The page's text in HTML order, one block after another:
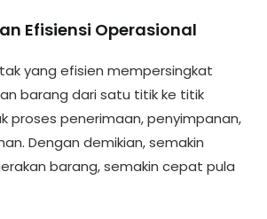
Efisiensi Operasional
yang efisien mempersingkat
barang dari satu titik ke titik
proses penerimaan, penyimpanan,
Dengan demikian, semakin
barang, semakin cepat pula